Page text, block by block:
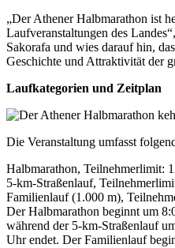
„Der Athener Halbmarathon ist
Laufveranstaltungen des
Sakorafa und wies darauf hin,
Geschichte und Attraktivität der
Laufkategorien und Zeitplan
Die Veranstaltung umfasst
Halbmarathon, Teilnehmerlimit:
5-km-Straßenlauf,
Familienlauf (1.000 m),
Der Halbmarathon beginnt um
während der 5-km-Straßenlauf
Uhr endet. Der Familienlauf